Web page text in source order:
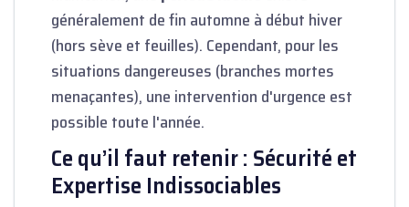
généralement de fin automne à début hiver
(hors sève et feuilles). Cependant, pour les
situations dangereuses (branches mortes
menaçantes), une intervention d'urgence est
possible toute l'année.
Ce qu’il faut retenir : Sécurité et
Expertise Indissociables